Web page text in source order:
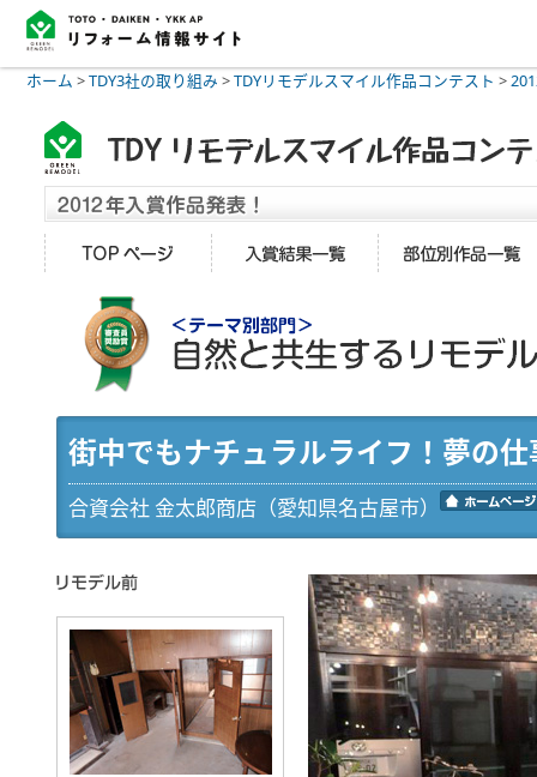
ホーム >TDY3社の取り組み >TDYリモデルスマイル作品コンテスト >
街中でもナチュラルライフ！夢
合資会社 金太郎商店（愛知県名古屋市）